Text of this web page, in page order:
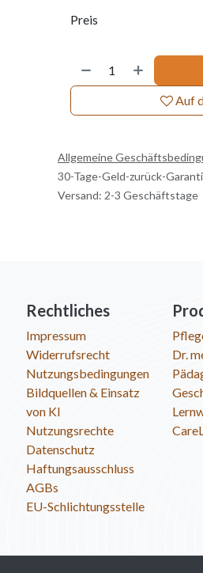
Auf
Preis
Allgemeine
30-Tage-Geld-zurück-
Versand: 2-3 Geschäftstage
Rechtliches
Impressum
Widerrufsrecht
Nutzungsbedingungen
Bildquellen & Einsatz
von KI
Nutzungsrechte
Datenschutz
Haftungsausschluss
AGBs
EU-Schlichtungsstelle
Dr.